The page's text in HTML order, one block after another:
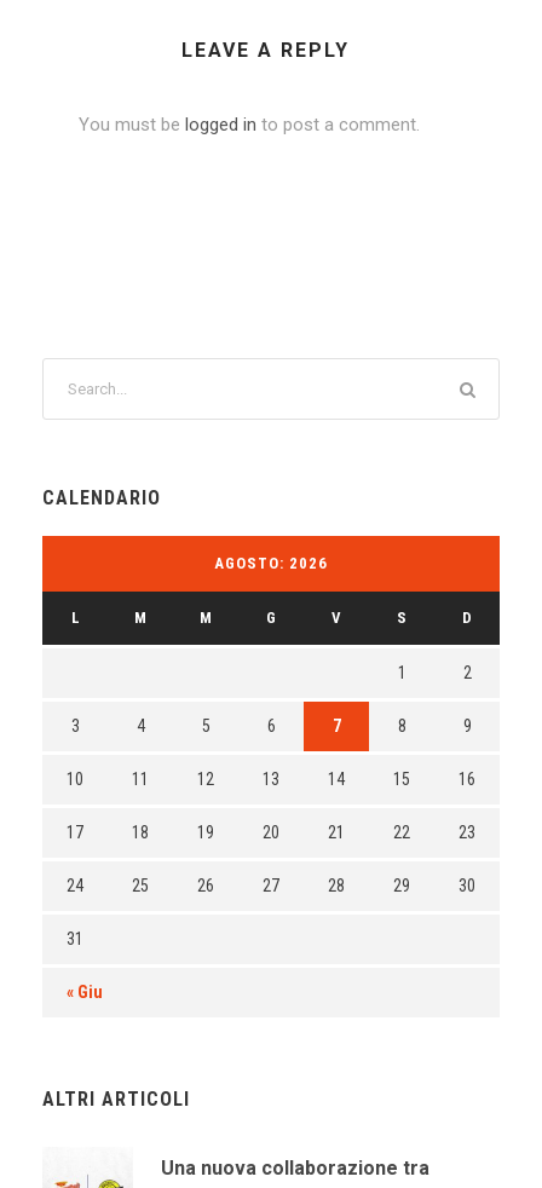
LEAVE A REPLY
You must be logged in to post a comment.
CALENDARIO
AGOSTO: 2026
L M M G V S D
« Giu
1 2
3 4 5 6 7 8 9
10 11 12 13 14 15 16
17 18 19 20 21 22 23
24 25 26 27 28 29 30
31
ALTRI ARTICOLI
Una nuova collaborazione tra